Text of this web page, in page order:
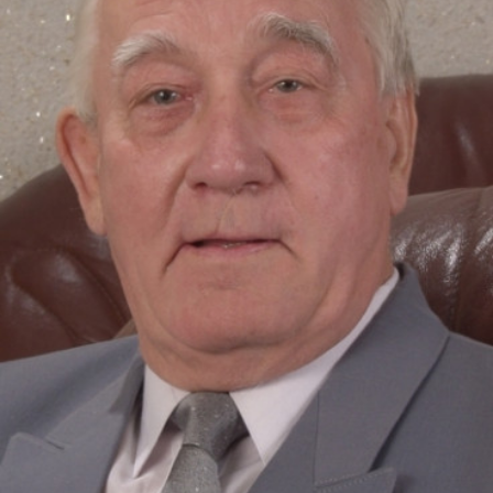
СТРУКТУРА
Президія НАН України
Апарат Президії
Секція фізико-технічних і математичних
наук
Секція хімічних і біологічних наук
Секція суспільних і гуманітарних наук
Установи при Президії
Ради, комітети та комісії
Наукові центри МОН та НАН України
Громадські організації